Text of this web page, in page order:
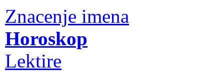
Znacenje imena
Horoskop
Lektire